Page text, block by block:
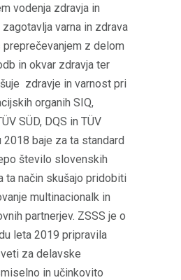
vodenja zdravja in
varna in zdrava
z delom
in okvar zdravja ter
zdravje in varnost pri
organih SIQ,
SÜD, DQS in TÜV
baje za ta standard
število slovenskih
ta način skušajo pridobiti
multinacionalk in
partnerjev. ZSSS je o
leta 2019 pripravila
za delavske
in učinkovito